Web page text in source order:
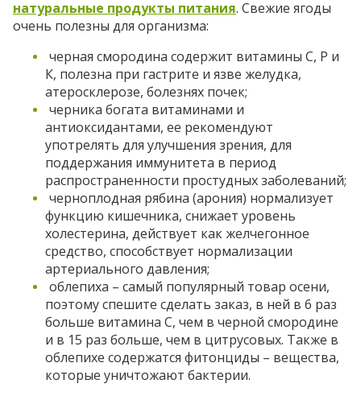
натуральные продукты питания. Свежие ягоды
очень полезны для организма:
черная смородина содержит витамины С, Р и
К, полезна при гастрите и язве желудка,
атеросклерозе, болезнях почек;
черника богата витаминами и
антиоксидантами, ее рекомендуют
употрелять для улучшения зрения, для
поддержания иммунитета в период
распространенности простудных заболеваний;
черноплодная рябина (арония) нормализует
функцию кишечника, снижает уровень
холестерина, действует как желчегонное
средство, способствует нормализации
артериального давления;
облепиха – самый популярный товар осени,
поэтому спешите сделать заказ, в ней в 6 раз
больше витамина С, чем в черной смородине
и в 15 раз больше, чем в цитрусовых. Также в
облепихе содержатся фитонциды – вещества,
которые уничтожают бактерии.